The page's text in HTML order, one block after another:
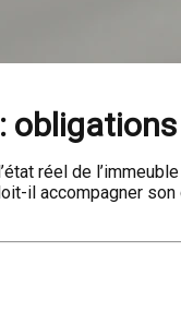
réel de
il accompagner